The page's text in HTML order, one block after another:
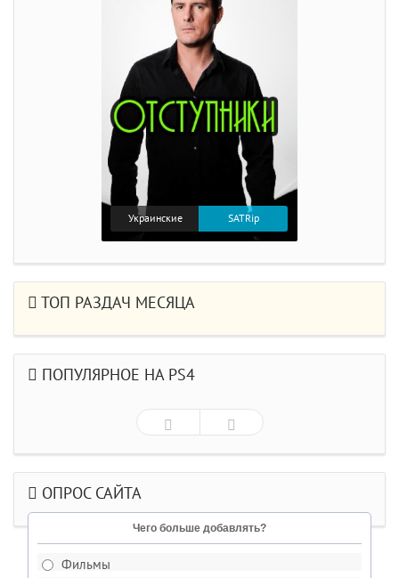
Украинские SATRip
ТОП РАЗДАЧ МЕСЯЦА
ПОПУЛЯРНОЕ НА PS4
ОПРОС САЙТА
Чего больше добавлять?
Фильмы